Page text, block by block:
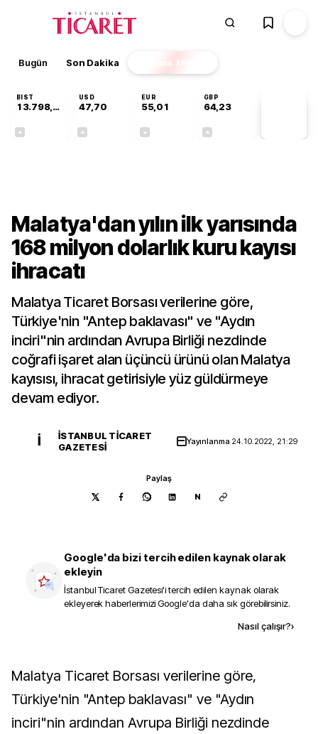
Bugün Son Dakika Finans EKSTRA
BIST
13.798,82
USD
47,70
EUR
55,01
GBP
64,23
Malatya'dan yılın ilk yarısında
168 milyon dolarlık kuru kayısı
ihracatı
Malatya Ticaret Borsası verilerine göre,
Türkiye'nin "Antep baklavası" ve "Aydın
inciri"nin ardından Avrupa Birliği nezdinde
coğrafi işaret alan üçüncü ürünü olan Malatya
kayısısı, ihracat getirisiyle yüz güldürmeye
devam ediyor.
İ
İSTANBUL TICARET
GAZETESI
Yayınlanma 24.10.2022, 21:29
Paylaş
N
Google'da bizi tercih edilen kaynak olarak
ekleyin
İstanbul Ticaret Gazetesi'i tercih edilen kaynak olarak
ekleyerek haberlerimizi Google'da daha sık görebilirsiniz.
Nasıl çalışır?›
Malatya Ticaret Borsası verilerine göre,
Türkiye'nin "Antep baklavası" ve "Aydın
inciri"nin ardından Avrupa Birliği nezdinde